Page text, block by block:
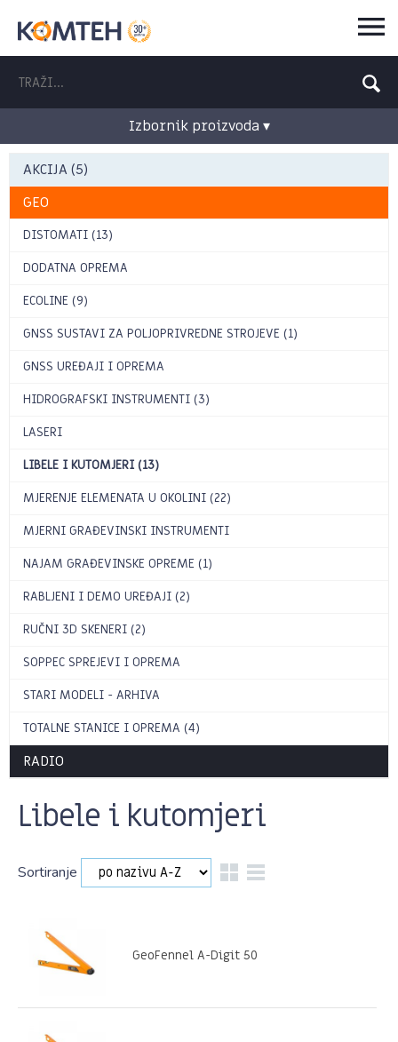
Izbornik proizvoda ▾
AKCIJA (5)
GEO
DISTOMATI (13)
DODATNA OPREMA
ECOLINE (9)
GNSS SUSTAVI ZA POLJOPRIVREDNE STROJEVE (1)
GNSS UREĐAJI I OPREMA
HIDROGRAFSKI INSTRUMENTI (3)
LASERI
LIBELE I KUTOMJERI (13)
MJERENJE ELEMENATA U OKOLINI (22)
MJERNI GRAĐEVINSKI INSTRUMENTI
NAJAM GRAĐEVINSKE OPREME (1)
RABLJENI I DEMO UREĐAJI (2)
RUČNI 3D SKENERI (2)
SOPPEC SPREJEVI I OPREMA
STARI MODELI - ARHIVA
TOTALNE STANICE I OPREMA (4)
RADIO
Libele i kutomjeri
Sortiranje
GeoFennel A-Digit 50